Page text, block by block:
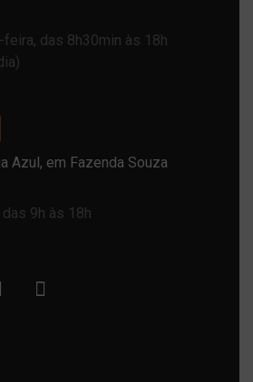
das 8h30min às 18h
Azul, em Fazenda Souza
9h às 18h